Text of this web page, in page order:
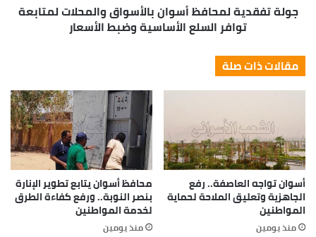
جولة تفقدية لمحافظ أسوان بالأسواق والمحلات لمتابعة
توافر السلع الأساسية وضبط الأسعار
مقالات ذات صلة
أسوان تواجه العاصفة.. رفع
الجاهزية وتعليق الملاحة لحماية
المواطنين
منذ يومين
محافظ أسوان يتابع تطوير الإنارة
بنصر النوبة.. ورفع كفاءة الطرق
لخدمة المواطنين
منذ يومين